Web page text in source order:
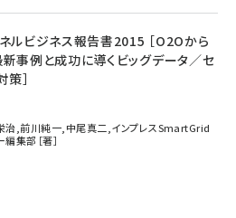
ルビジネス報告書2015 ［O2Oから
事例と成功に導くビッグデータ／セ
策］
治,前川純一,中尾真二,インプレスSmartGrid
集部［著］